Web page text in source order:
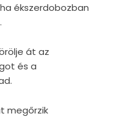
ékszerdobozban
át az
és a
megőrzik